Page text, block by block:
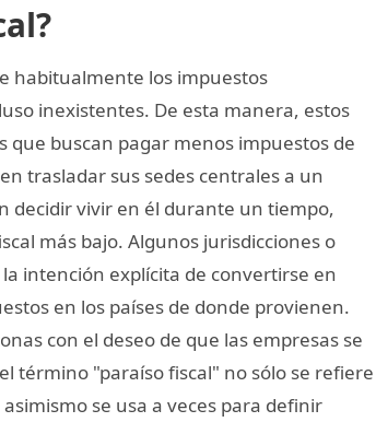
habitualmente los impuestos
inexistentes. De esta manera, estos
que buscan pagar menos impuestos de
trasladar sus sedes centrales a un
decidir vivir en él durante un tiempo,
más bajo. Algunos jurisdicciones o
intención explícita de convertirse en
en los países de donde provienen.
con el deseo de que las empresas se
término "paraíso fiscal" no sólo se refiere
se usa a veces para definir